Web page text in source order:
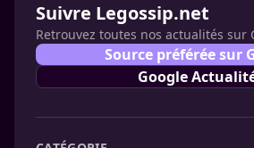
Suivre Legossip.net
Retrouvez toutes nos actualités sur
Source préférée sur
Google